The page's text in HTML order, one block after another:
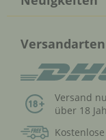
Versandarten
Versand
über 18